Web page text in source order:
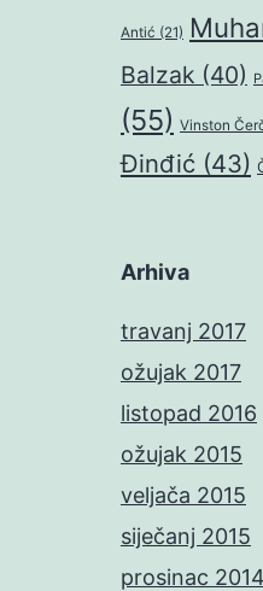
Antić (21)
Balzak (40)
(55) Vinston
Đinđić (43)
Arhiva
travanj 2017
ožujak 2017
listopad 2016
ožujak 2015
veljača 2015
siječanj 2015
prosinac 2014